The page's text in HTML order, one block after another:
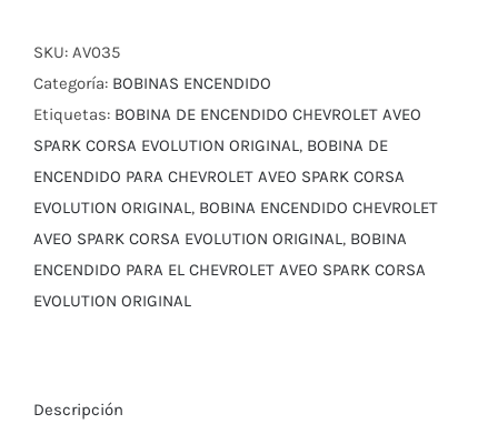
AVEO
SPARK
CORSA
EVOLUTION
ORIGINAL
cantidad
SKU: AV035
Categoría: BOBINAS ENCENDIDO
Etiquetas: BOBINA DE ENCENDIDO CHEVROLET AVEO
SPARK CORSA EVOLUTION ORIGINAL, BOBINA DE
ENCENDIDO PARA CHEVROLET AVEO SPARK CORSA
EVOLUTION ORIGINAL, BOBINA ENCENDIDO CHEVROLET
AVEO SPARK CORSA EVOLUTION ORIGINAL, BOBINA
ENCENDIDO PARA EL CHEVROLET AVEO SPARK CORSA
EVOLUTION ORIGINAL
Descripción